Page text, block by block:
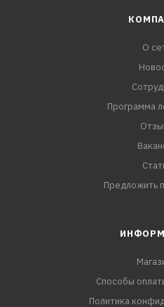
О
Программа
Предложить
Способы
Политика